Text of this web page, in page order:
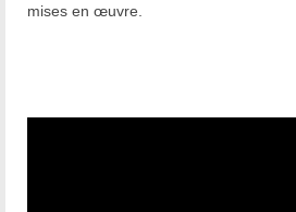
mises en œuvre.